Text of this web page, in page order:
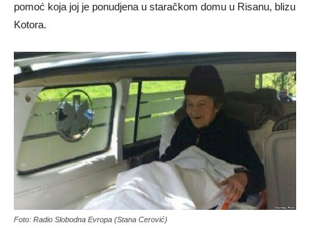
pomoć koja joj je ponudjena u staračkom domu u Risanu, blizu
Kotora.
Foto: Radio Slobodna Evropa (Stana Cerović)